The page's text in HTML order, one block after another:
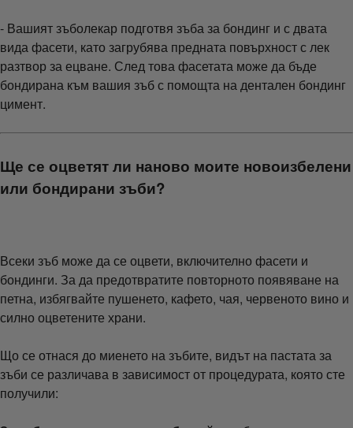
- Вашият зъболекар подготвя зъба за бондинг и с двата
вида фасети, като загрубява предната повърхност с лек
разтвор за ецване. След това фасетата може да бъде
бондирана към вашия зъб с помощта на дентален бондинг
цимент.
Ще се оцветят ли наново моите новоизбелени
или бондирани зъби?
Всеки зъб може да се оцвети, включително фасети и
бондинги. За да предотвратите повторното появяване на
петна, избягвайте пушенето, кафето, чая, червеното вино и
силно оцветените храни.
Що се отнася до миенето на зъбите, видът на пастата за
зъби се различава в зависимост от процедурата, която сте
получили: